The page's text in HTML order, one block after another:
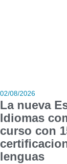
02/08/2026
La nueva
Idiomas
curso con
lenguas